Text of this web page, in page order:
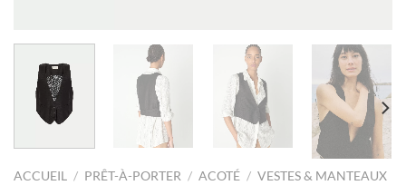
ACCUEIL / PRÊT-À-PORTER / ACOTÉ / VESTES & MANTEAUX